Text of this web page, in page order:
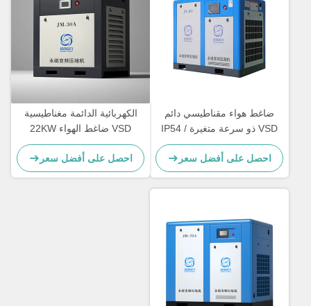
ضاغط هواء مقناطيسي دائم
VSD ذو سرعة متغيرة IP54 /
IP23 فئة الحماية
احصل على أفضل سعر
الكهربائية الدائمة مغناطيسية
VSD ضاغط الهواء 22KW
عمودي المسمار الدوار ضاغط
الهواء
احصل على أفضل سعر